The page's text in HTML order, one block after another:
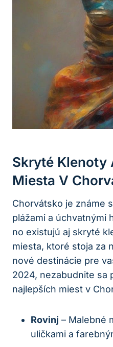
Skryté Klenoty
Miesta V
Chorvátsko je známe
plážami a úchvatnými
no existujú ‌aj skryté
miesta, ‌ktoré ​stoja⁣ za
nové​ destinácie pre
2024, ⁢nezabudnite sa
najlepších miest v
Rovinj – Malebné
uličkami a